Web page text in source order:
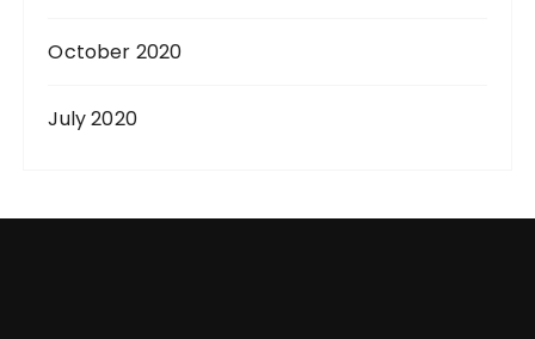
October 2020
July 2020